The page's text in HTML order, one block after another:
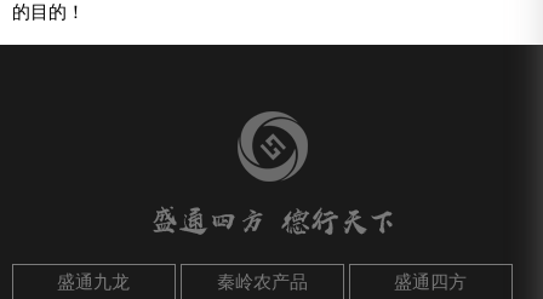
的目的！
盛通九龙 秦岭农产品 盛通四方